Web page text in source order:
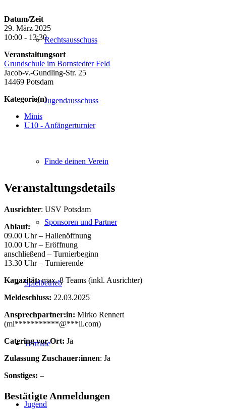
Rechtsausschuss
Jugendausschuss
Finde deinen Verein
Sponsoren und Partner
Spielbetrieb
Termine
Jugend
Datum/Zeit
29. März 2025
10:00 - 13:30
Veranstaltungsort
Grundschule im Bornstedter Feld
Jacob-v.-Gundling-Str. 25
14469 Potsdam
Kategorie(n)
Minis
U10 - Anfängerturnier
Veranstaltungsdetails
Ausrichter: USV Potsdam
Ablauf:
09.00 Uhr – Hallenöffnung
10.00 Uhr – Eröffnung
anschließend – Turnierbeginn
13.30 Uhr – Turnierende
Kapazität:max. 8 Teams (inkl. Ausrichter)
Meldeschluss: 22.03.2025
Ansprechpartner:in: Mirko Rennert
(mi***********@***il.com)
Catering vor Ort: Ja
Zulassung Zuschauer:innen: Ja
Sonstiges: –
Bestätigte Anmeldungen